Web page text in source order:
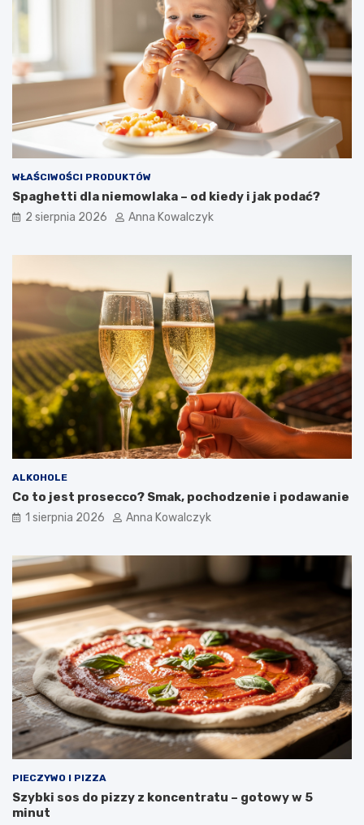
WŁAŚCIWOŚCI PRODUKTÓW
Spaghetti dla niemowlaka – od kiedy i jak podać?
2 sierpnia 2026 Anna Kowalczyk
ALKOHOLE
Co to jest prosecco? Smak, pochodzenie i podawanie
1 sierpnia 2026 Anna Kowalczyk
PIECZYWO I PIZZA
Szybki sos do pizzy z koncentratu – gotowy w 5
minut